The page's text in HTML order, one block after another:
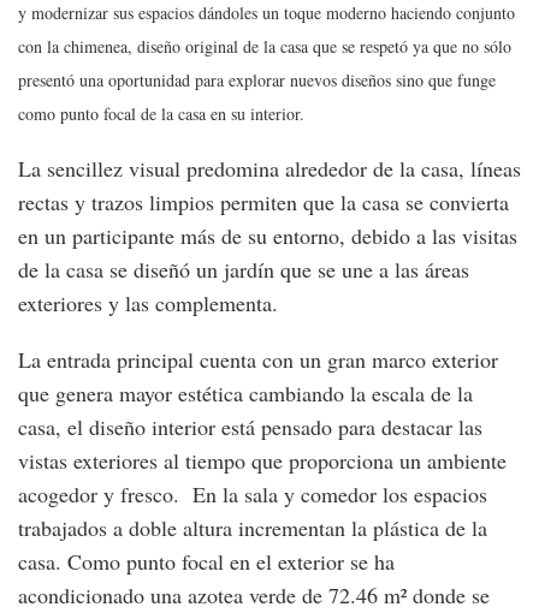
y modernizar sus espacios dándoles un toque moderno haciendo conjunto
con la chimenea, diseño original de la casa que se respetó ya que no sólo
presentó una oportunidad para explorar nuevos diseños sino que funge
como punto focal de la casa en su interior.
La sencillez visual predomina alrededor de la casa, líneas
rectas y trazos limpios permiten que la casa se convierta
en un participante más de su entorno, debido a las visitas
de la casa se diseñó un jardín que se une a las áreas
exteriores y las complementa.
La entrada principal cuenta con un gran marco exterior
que genera mayor estética cambiando la escala de la
casa, el diseño interior está pensado para destacar las
vistas exteriores al tiempo que proporciona un ambiente
acogedor y fresco. En la sala y comedor los espacios
trabajados a doble altura incrementan la plástica de la
casa. Como punto focal en el exterior se ha
acondicionado una azotea verde de 72.46 m² donde se